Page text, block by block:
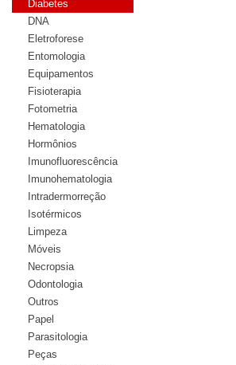
Diabetes
DNA
Eletroforese
Entomologia
Equipamentos
Fisioterapia
Fotometria
Hematologia
Hormônios
Imunofluorescência
Imunohematologia
Intradermorreção
Isotérmicos
Limpeza
Móveis
Necropsia
Odontologia
Outros
Papel
Parasitologia
Peças